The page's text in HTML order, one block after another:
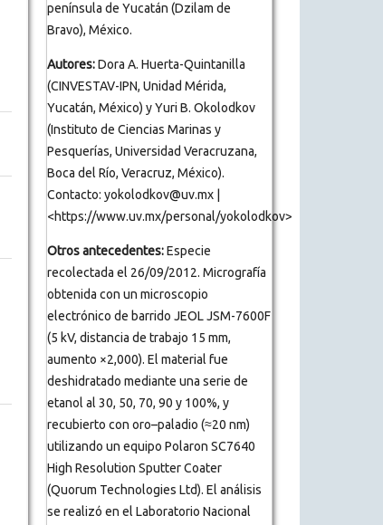
península de Yucatán (Dzilam de
Bravo), México.
Autores:Dora A. Huerta-Quintanilla
(CINVESTAV-IPN, Unidad Mérida,
Yucatán, México) y Yuri B. Okolodkov
(Instituto de Ciencias Marinas y
Pesquerías, Universidad Veracruzana,
Boca del Río, Veracruz, México).
Contacto: yokolodkov@uv.mx |
<https://www.uv.mx/personal/yokolodkov>
Otros antecedentes:Especie
recolectada el 26/09/2012. Micrografía
obtenida con un microscopio
electrónico de barrido JEOL JSM-7600F
(5 kV, distancia de trabajo 15 mm,
aumento ×2,000). El material fue
deshidratado mediante una serie de
etanol al 30, 50, 70, 90 y 100%, y
recubierto con oro–paladio (≈20 nm)
utilizando un equipo Polaron SC7640
High Resolution Sputter Coater
(Quorum Technologies Ltd). El análisis
se realizó en el Laboratorio Nacional